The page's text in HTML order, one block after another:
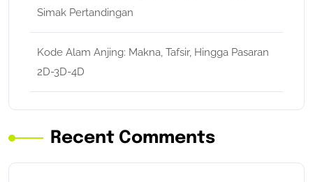
Simak Pertandingan
Kode Alam Anjing: Makna, Tafsir, Hingga Pasaran
2D-3D-4D
Recent Comments